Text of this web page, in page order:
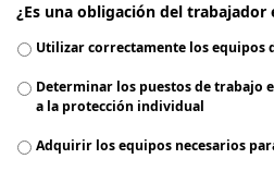
¿Es una obligación del
Utilizar correctamente los equipos
Determinar los puestos de trabajo
a la protección individual
Adquirir los equipos necesarios